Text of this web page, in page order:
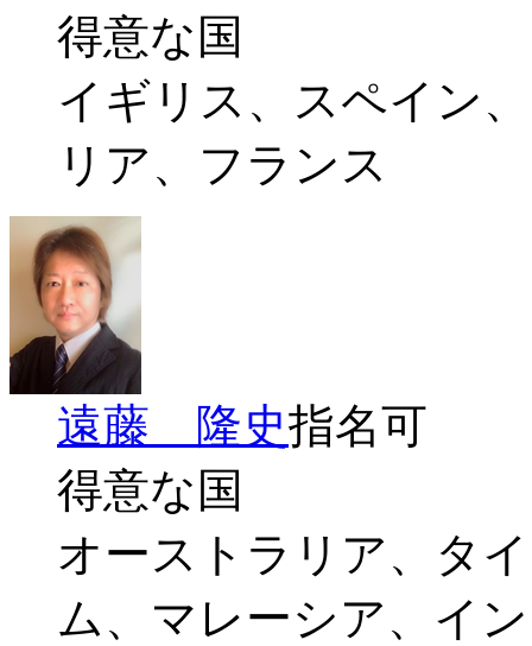
得意な国
イギリス、スペイン
リア、フランス
遠藤 隆史指名可
得意な国
オーストラリア、タ
ム、マレーシア、イ